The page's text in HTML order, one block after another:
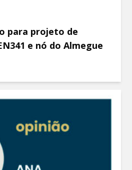
para projeto de
e nó do Almegue